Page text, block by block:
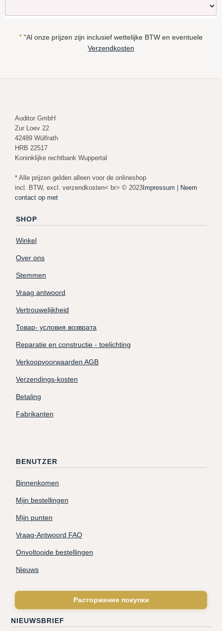
* "Al onze prijzen zijn inclusief wettelijke BTW en eventuele
Verzendkosten
Auditor GmbH
Zur Loev 22
42489 Wülfrath
HRB 22517
Koninklijke rechtbank Wuppertal
* Alle prijzen gelden alleen voor de onlineshop
incl. BTW, excl. verzendkosten< br> © 2023Impressum | Neem
contact op met
SHOP
Winkel
Over ons
Stemmen
Vraag antwoord
Vertrouwelijkheid
Товар- условия возврата
Reparatie en constructie - toelichting
Verkoopvoorwaarden AGB
Verzendings-kosten
Betaling
Fabrikanten
BENUTZER
Binnenkomen
Mijn bestellingen
Mijn punten
Vraag-Antwoord FAQ
Onvoltooide bestellingen
Nieuws
Расторжение покупки
NIEUWSBRIEF